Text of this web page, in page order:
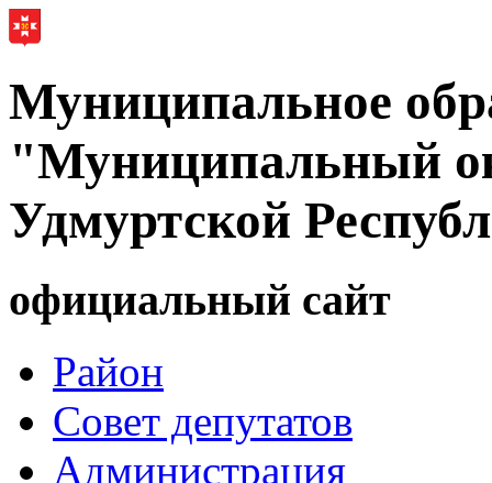
Муниципальное
"Муниципальный
Удмуртской
официальный сайт
Район
Совет депутатов
Администрация